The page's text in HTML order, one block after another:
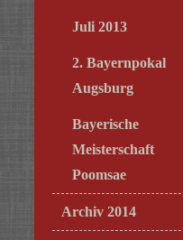
Juli 2013
2. Bayernpokal
Augsburg
Bayerische
Meisterschaft
Poomsae
Archiv 2014